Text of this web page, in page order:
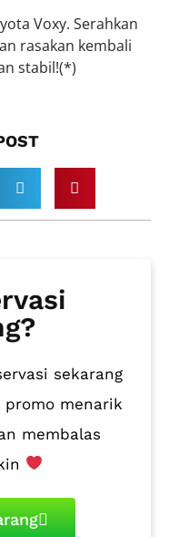
Voxy. Serahkan
rasakan kembali
stabil!(*)
sekarang
menarik
membalas